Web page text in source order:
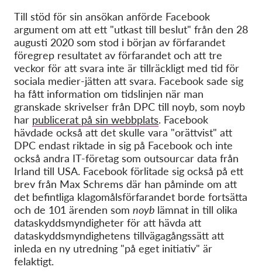
Till stöd för sin ansökan anförde Facebook
argument om att ett "utkast till beslut" från den 28
augusti 2020 som stod i början av förfarandet
föregrep resultatet av förfarandet och att tre
veckor för att svara inte är tillräckligt med tid för
sociala medier-jätten att svara. Facebook sade sig
ha fått information om tidslinjen när man
granskade skrivelser från DPC till noyb, som noyb
har publicerat på sin webbplats. Facebook
hävdade också att det skulle vara "orättvist" att
DPC endast riktade in sig på Facebook och inte
också andra IT-företag som outsourcar data från
Irland till USA. Facebook förlitade sig också på ett
brev från Max Schrems där han påminde om att
det befintliga klagomålsförfarandet borde fortsätta
och de 101 ärenden som noyb lämnat in till olika
dataskyddsmyndigheter för att hävda att
dataskyddsmyndighetens tillvägagångssätt att
inleda en ny utredning "på eget initiativ" är
felaktigt.